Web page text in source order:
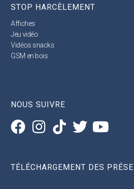
STOP HARCÈLEMENT
Affiches
Jeu vidéo
Vidéos snacks
GSM en bois
NOUS SUIVRE
TÉLÉCHARGEMENT DES